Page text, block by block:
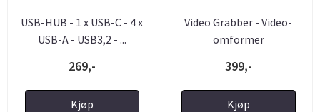
USB-HUB - 1 x USB-C - 4 x
USB-A - USB3,2 - ...
269,-
Kjøp
Video Grabber - Video-
omformer
399,-
Kjøp